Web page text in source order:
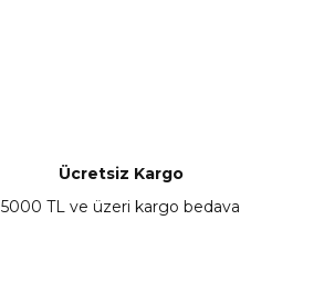
Ücretsiz Kargo
5000 TL ve üzeri kargo bedava